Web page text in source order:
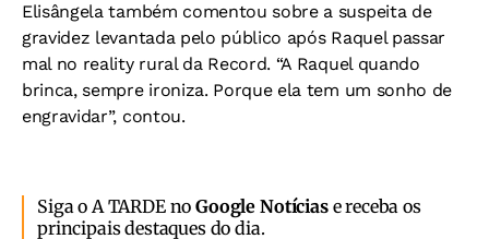
Elisângela também comentou sobre a suspeita de
gravidez levantada pelo público após Raquel passar
mal no reality rural da Record. “A Raquel quando
brinca, sempre ironiza. Porque ela tem um sonho de
engravidar”, contou.
Siga o A TARDE noGoogle Notíciase receba os
principais destaques do dia.